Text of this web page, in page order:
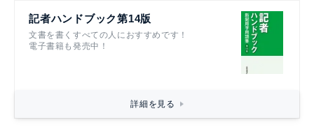
記者ハンドブック第14版
文書を書くすべての人におすすめです！
電子書籍も発売中！
詳細を見る